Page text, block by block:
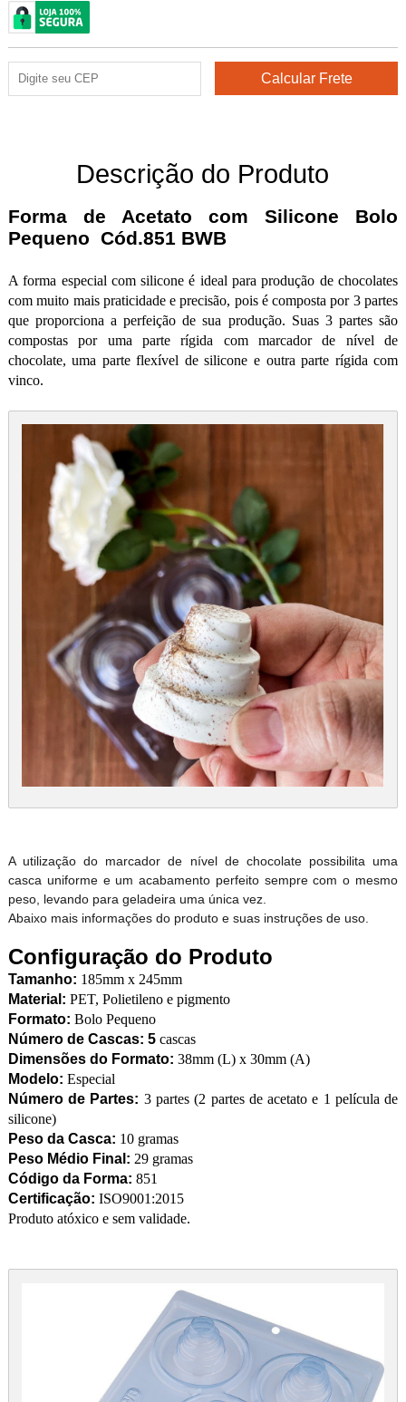
Descrição do Produto
Forma de Acetato com Silicone Bolo
Pequeno Cód.851 BWB
A forma especial com silicone é ideal para produção de chocolates
com muito mais praticidade e precisão, pois é composta por 3 partes
que proporciona a perfeição de sua produção. Suas 3 partes são
compostas por uma parte rígida com marcador de nível de
chocolate, uma parte flexível de silicone e outra parte rígida com
vinco.
A utilização do marcador de nível de chocolate possibilita uma
casca uniforme e um acabamento perfeito sempre com o mesmo
peso, levando para geladeira uma única vez.
Abaixo mais informações do produto e suas instruções de uso.
Configuração do Produto
Tamanho: 185mm x 245mm
Material: PET, Polietileno e pigmento
Formato: Bolo Pequeno
Número de Cascas: 5 cascas
Dimensões do Formato: 38mm (L) x 30mm (A)
Modelo: Especial
Número de Partes: 3 partes (2 partes de acetato e 1 película de
silicone)
Peso da Casca: 10 gramas
Peso Médio Final: 29 gramas
Código da Forma: 851
Certificação: ISO9001:2015
Produto atóxico e sem validade.